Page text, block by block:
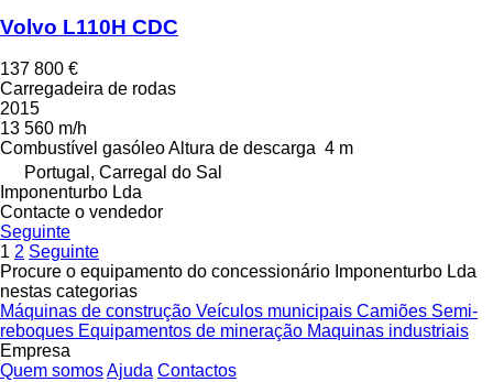
Volvo L110H CDC
137 800 €
Carregadeira de rodas
2015
13 560 m/h
Combustível gasóleoAltura de descarga 4 m
Portugal, Carregal do Sal
Imponenturbo Lda
Contacte o vendedor
Seguinte
1 2 Seguinte
Procure o equipamento do concessionário Imponenturbo Lda
nestas categorias
Máquinas de construção Veículos municipais Camiões Semi-
reboques Equipamentos de mineração Maquinas industriais
Empresa
Quem somosAjuda Contactos